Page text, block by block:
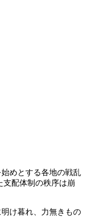
めとする各地の戦乱
支配体制の秩序は崩
け暮れ、力無きもの